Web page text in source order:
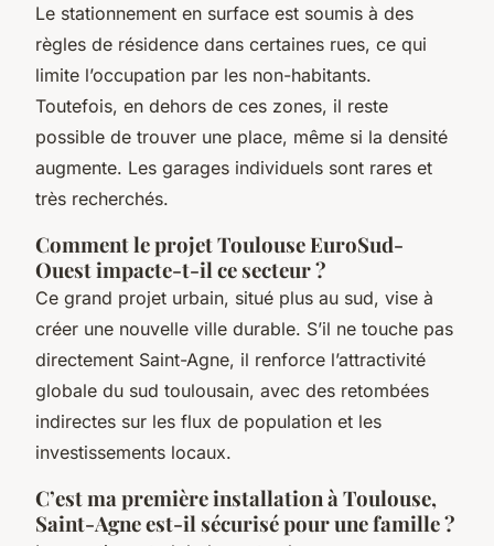
Le stationnement en surface est soumis à des
règles de résidence dans certaines rues, ce qui
limite l’occupation par les non-habitants.
Toutefois, en dehors de ces zones, il reste
possible de trouver une place, même si la densité
augmente. Les garages individuels sont rares et
très recherchés.
Comment le projet Toulouse EuroSud-
Ouest impacte-t-il ce secteur ?
Ce grand projet urbain, situé plus au sud, vise à
créer une nouvelle ville durable. S’il ne touche pas
directement Saint-Agne, il renforce l’attractivité
globale du sud toulousain, avec des retombées
indirectes sur les flux de population et les
investissements locaux.
C’est ma première installation à Toulouse,
Saint-Agne est-il sécurisé pour une famille ?